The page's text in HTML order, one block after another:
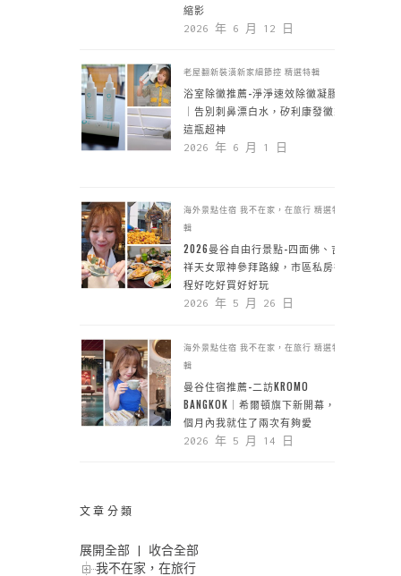
縮影
2026 年 6 月 12 日
老屋翻新裝潢新家細節控 精選特輯
浴室除黴推薦-淨淨速效除黴凝膠
｜告別刺鼻漂白水，矽利康發黴靠
這瓶超神
2026 年 6 月 1 日
海外景點住宿 我不在家，在旅行 精選特
輯
2026曼谷自由行景點-四面佛、吉
祥天女眾神參拜路線，市區私房行
程好吃好買好好玩
2026 年 5 月 26 日
海外景點住宿 我不在家，在旅行 精選特
輯
曼谷住宿推薦-二訪KROMO
BANGKOK｜希爾頓旗下新開幕，一
個月內我就住了兩次有夠愛
2026 年 5 月 14 日
文章分類
展開全部
收合全部
我不在家，在旅行